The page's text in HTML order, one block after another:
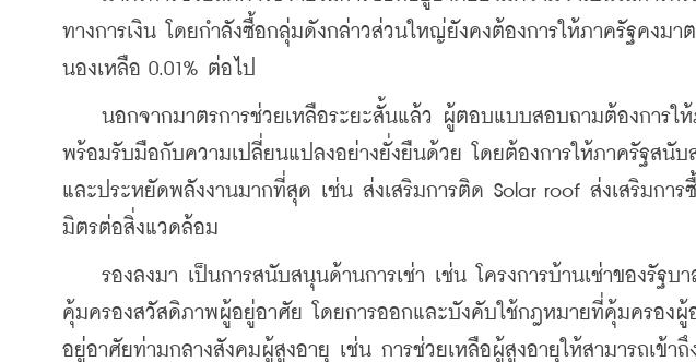
ทางการเงิน โดยกำลังซื้อกลุ่มดังกล่าวส่วนใหญ่ยังคงต้องการให้ภาครัฐคงมา
นองเหลือ 0.01% ต่อไป
นอกจากมาตรการช่วยเหลือระยะสั้นแล้ว ผู้ตอบแบบสอบถามต้องการใ
พร้อมรับมือกับความเปลี่ยนแปลงอย่างยั่งยืนด้วย โดยต้องการให้ภาครัฐสนั
และประหยัดพลังงานมากที่สุด เช่น ส่งเสริมการติด Solar roof ส่งเสริมกา
มิตรต่อสิ่งแวดล้อม
รองลงมา เป็นการสนับสนุนด้านการเช่า เช่น โครงการบ้านเช่าของรัฐบ
คุ้มครองสวัสดิภาพผู้อยู่อาศัย โดยการออกและบังคับใช้กฎหมายที่คุ้มครอง
อยู่อาศัยท่ามกลางสังคมผู้สูงอายุ เช่น การช่วยเหลือผู้สูงอายุให้สามารถเข้